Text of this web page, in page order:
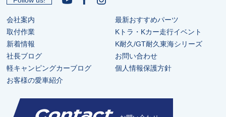
会社案内
取付作業
新着情報
社長ブログ
軽キャンピングカーブログ
お客様の愛車紹介
最新おすすめパーツ
Kトラ・Kカー走行イベント
K耐久/GT耐久東海シリーズ
お問い合わせ
個人情報保護方針